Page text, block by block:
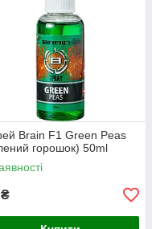
Brain F1 Green Peas
горошок) 50ml
₴